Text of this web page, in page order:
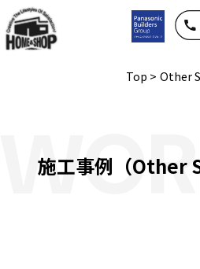
Top > Other
施工事例（Other